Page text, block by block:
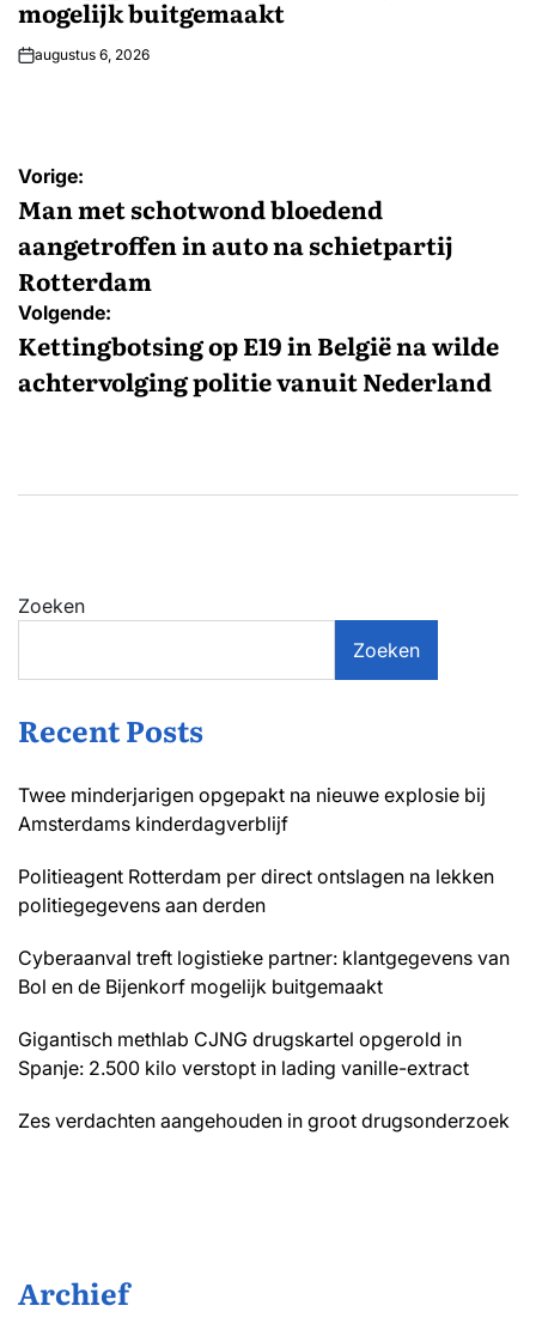
mogelijk buitgemaakt
augustus 6, 2026
Bericht
navigatie
Vorige:
Man met schotwond bloedend
aangetroffen in auto na schietpartij
Rotterdam
Volgende:
Kettingbotsing op E19 in België na wilde
achtervolging politie vanuit Nederland
Zoeken
Zoeken
Recent Posts
Twee minderjarigen opgepakt na nieuwe explosie bij
Amsterdams kinderdagverblijf
Politieagent Rotterdam per direct ontslagen na lekken
politiegegevens aan derden
Cyberaanval treft logistieke partner: klantgegevens van
Bol en de Bijenkorf mogelijk buitgemaakt
Gigantisch methlab CJNG drugskartel opgerold in
Spanje: 2.500 kilo verstopt in lading vanille-extract
Zes verdachten aangehouden in groot drugsonderzoek
Archief